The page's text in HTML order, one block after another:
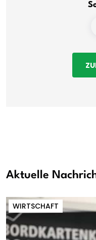
Aktuelle
WIRTSCHAFT